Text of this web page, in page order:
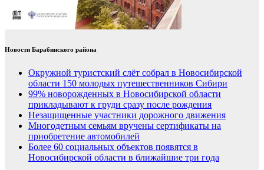
Новости Барабинского района
Окружной туристский слёт собрал в Новосибирской
области 150 молодых путешественников Сибири
99% новорожденных в Новосибирской области
прикладывают к груди сразу после рождения
Незащищенные участники дорожного движения
Многодетным семьям вручены сертификаты на
приобретение автомобилей
Более 60 социальных объектов появятся в
Новосибирской области в ближайшие три года